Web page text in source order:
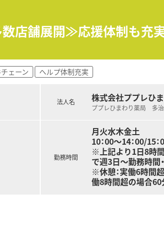
剤師の育成・教育を行っています。
りひとりの成長度合いに合わせた教育を心
・調剤薬局・
を展開している法人です。
も含めて15店舗となります。
を増やしていく方針の法人となります。
目指し、患者様に興味をもって
ご提案や服薬指導後のフォローを行うな
みを強化しております。
インとなります。
局の開局時間での勤務となります。
に関しても身近に学ぶ環境がございますの
うなシフト環境を整えております。
暇も含め、年間120日以上の
す。
ご勤務して頂く事が可能です。
数店舗展開≫応援体制も充
ェーン ヘルプ体制充実
法人名 株式会社ププレひ
ププレひまわり薬局 多
勤務時間
月火水木金土
10：00～14：00/15
※上記より1日8時
で週3日～勤務時間
※休憩：実働6時間
働8時間超の場合60